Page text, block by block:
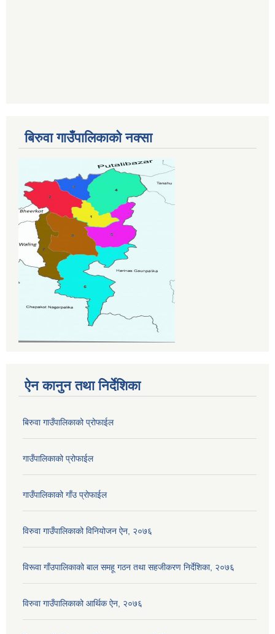
बिरुवा गाउँपालिकाको नक्सा
ऐन कानुन तथा निर्देशिका
बिरुवा गाउँपालिकाको प्रोफाईल
गाउँपालिकाको प्रोफाईल
गाउँपालिकाको गाँउ प्रोफाईल
विरुवा गाउँपालिकाको विनियोजन ऐन, २०७६
विरूवा गाँउपालिकाको बाल समहू गठन तथा सहजीकरण निर्देशिका, २०७६
विरुवा गाउँपालिकाको आर्थिक ऐन, २०७६